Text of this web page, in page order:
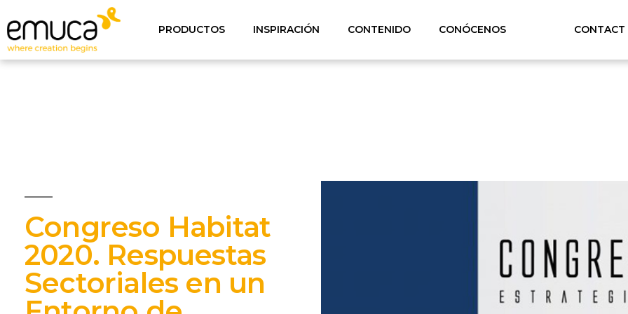
PRODUCTOS INSPIRACIÓN CONTENIDO CONÓCENOS CONTACT
Congreso Habitat
2020. Respuestas
Sectoriales en un